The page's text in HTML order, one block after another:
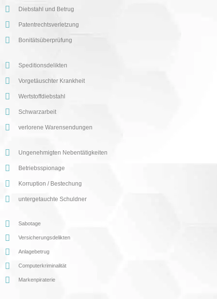
Diebstahl und Betrug
Patentrechtsverletzung
Bonitätsüberprüfung
Speditionsdelikten
Vorgetäuschter Krankheit
Wertstoffdiebstahl
Schwarzarbeit
verlorene Warensendungen
Ungenehmigten Nebentätigkeiten
Betriebsspionage
Korruption / Bestechung
untergetauchte Schuldner
Sabotage
Versicherungsdelikten
Anlagebetrug
Computerkriminalität
Markenpiraterie